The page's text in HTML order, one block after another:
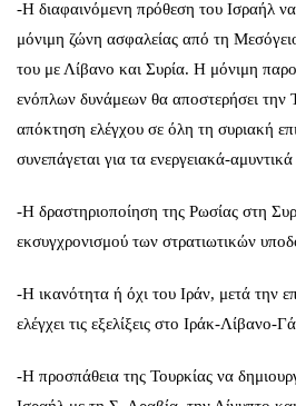
-Η διαφαινόμενη πρόθεση του Ισραήλ
μόνιμη ζώνη ασφαλείας από τη
του με Λίβανο και Συρία. Η μόνιμη
ενόπλων δυνάμεων θα αποστερήσει την
απόκτηση ελέγχου σε όλη τη συριακή
συνεπάγεται για τα ενεργειακά-
-Η δραστηριοποίηση της Ρωσίας στη
εκσυγχρονισμού των στρατιωτικών
-Η ικανότητα ή όχι του Ιράν, μετά την
ελέγχει τις εξελίξεις στο Ιράκ-Λίβανο-
-Η προσπάθεια της Τουρκίας να